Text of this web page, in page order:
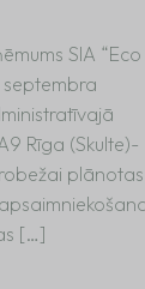
SIA “Eco
septembra
Rīga (Skulte)-
plānotas
[…]